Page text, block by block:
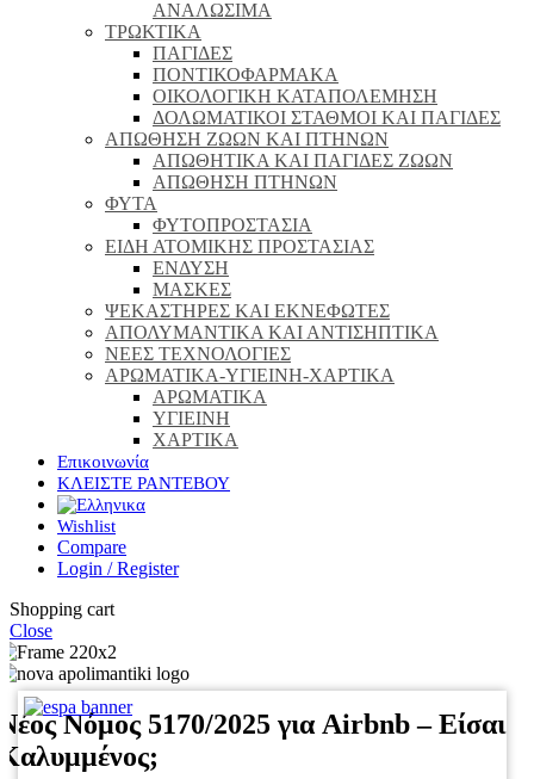
ΑΝΑΛΩΣΙΜΑ
ΤΡΩΚΤΙΚΑ
ΠΑΓΙΔΕΣ
ΠΟΝΤΙΚΟΦΑΡΜΑΚΑ
ΟΙΚΟΛΟΓΙΚΗ ΚΑΤΑΠΟΛΕΜΗΣΗ
ΔΟΛΩΜΑΤΙΚΟΙ ΣΤΑΘΜΟΙ ΚΑΙ ΠΑΓΙΔΕΣ
ΑΠΩΘΗΣΗ ΖΩΩΝ ΚΑΙ ΠΤΗΝΩΝ
ΑΠΩΘΗΤΙΚΑ ΚΑΙ ΠΑΓΙΔΕΣ ΖΩΩΝ
ΑΠΩΘΗΣΗ ΠΤΗΝΩΝ
ΦΥΤΑ
ΦΥΤΟΠΡΟΣΤΑΣΙΑ
ΕΙΔΗ ΑΤΟΜΙΚΗΣ ΠΡΟΣΤΑΣΙΑΣ
ΕΝΔΥΣΗ
ΜΑΣΚΕΣ
ΨΕΚΑΣΤΗΡΕΣ ΚΑΙ ΕΚΝΕΦΩΤΕΣ
ΑΠΟΛΥΜΑΝΤΙΚΑ ΚΑΙ ΑΝΤΙΣΗΠΤΙΚΑ
ΝΕΕΣ ΤΕΧΝΟΛΟΓΙΕΣ
ΑΡΩΜΑΤΙΚΑ-ΥΓΙΕΙΝΗ-ΧΑΡΤΙΚΑ
ΑΡΩΜΑΤΙΚΑ
ΥΓΙΕΙΝΗ
ΧΑΡΤΙΚΑ
Επικοινωνία
ΚΛΕΙΣΤΕ ΡΑΝΤΕΒΟΥ
Wishlist
Compare
Login / Register
Shopping cart
Close
Νόμος 5170/2025 για Airbnb – Είσαι